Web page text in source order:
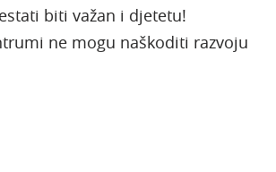
biti važan i djetetu!
ne mogu naškoditi razvoju